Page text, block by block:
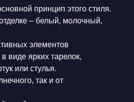
принцип этого стиля.
– белый, молочный,
элементов
виде ярких тарелок,
или стулья.
так и от